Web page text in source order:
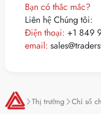
Bạn có thắc mắc?
Liên hệ Chúng tôi:
Điện thoại: +1 849
email:
Thị trường Chỉ số